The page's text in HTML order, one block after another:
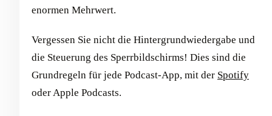
enormen Mehrwert.
Vergessen Sie nicht die Hintergrundwiedergabe und
die Steuerung des Sperrbildschirms! Dies sind die
Grundregeln für jede Podcast-App, mit der Spotify
oder Apple Podcasts.